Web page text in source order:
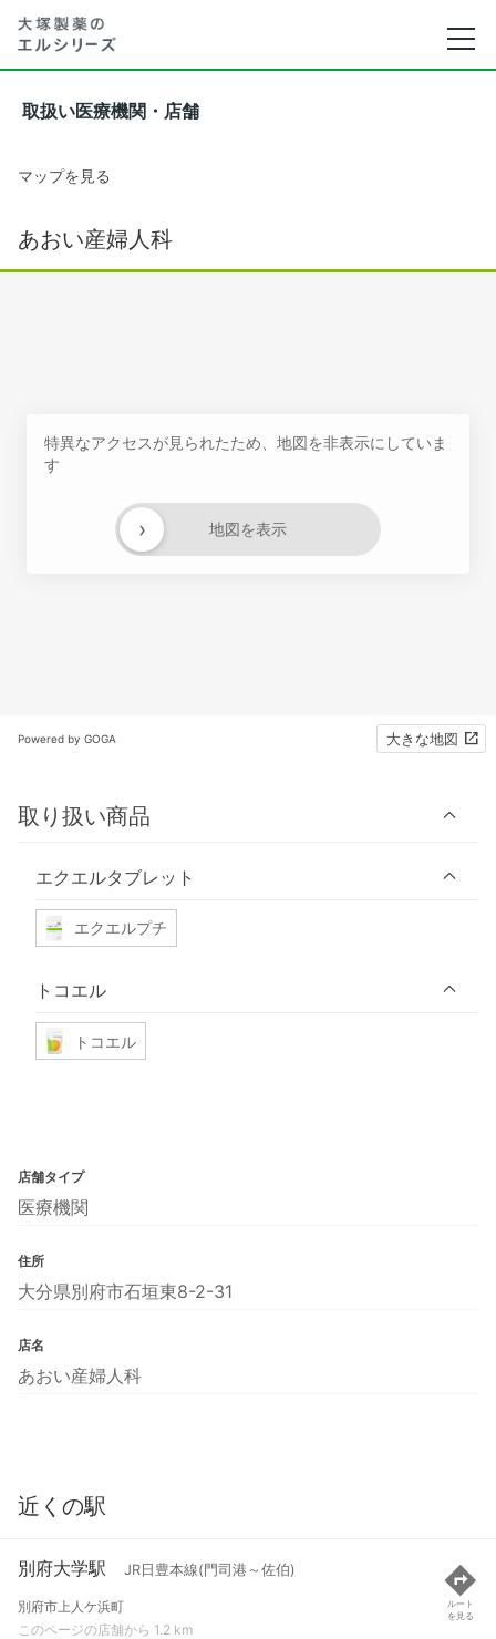
取扱い医療機関・店舗
マップを見る
あおい産婦人科
特異なアクセスが見られたため、地図を非表示にしていま
す
地図を表示
›
Powered by GOGA 大きな地図
取り扱い商品
エクエルタブレット
エクエルプチ
トコエル
トコエル
店舗タイプ
医療機関
住所
大分県別府市石垣東8-2-31
店名
あおい産婦人科
近くの駅
別府大学駅 JR日豊本線(門司港～佐伯)
別府市上人ケ浜町
このページの店舗から 1.2 km
ルート
を見る